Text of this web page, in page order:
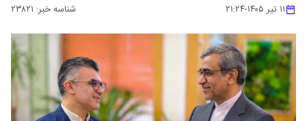
۱۱ تیر ۱۴۰۵ -۲۱:۲۴ شناسه خبر: ۲۳۸۲۱